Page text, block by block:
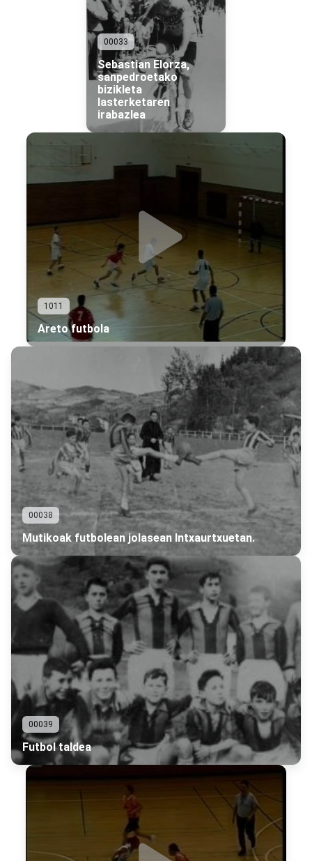
00033
Sebastian Elorza,
sanpedroetako
bizikleta
lasterketaren
irabazlea
1011
Areto futbola
00038
Mutikoak futbolean jolasean Intxaurtxuetan.
00039
Futbol taldea